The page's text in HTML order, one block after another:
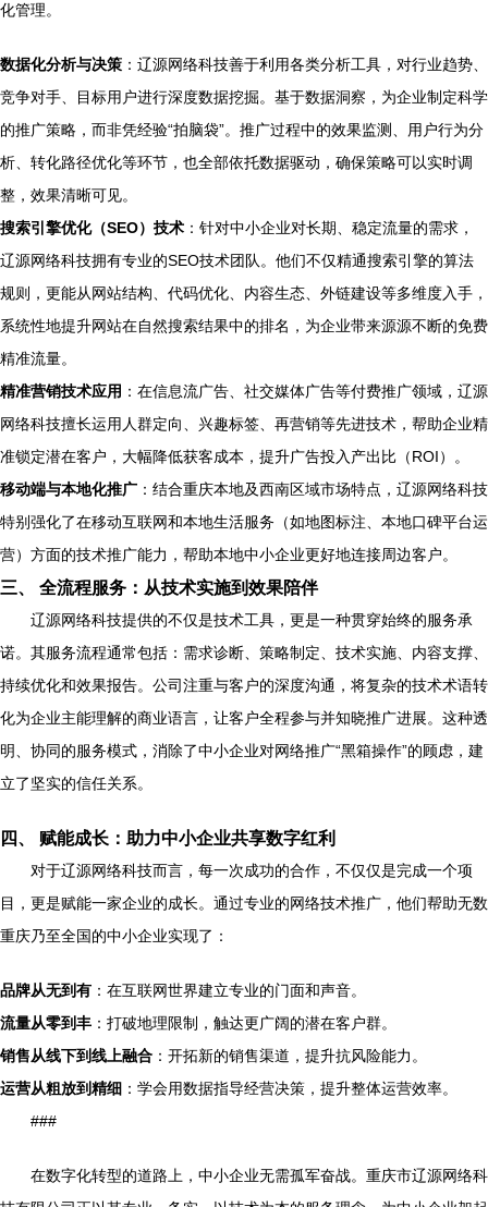
化管理。
数据化分析与决策 ：辽源网络科技善于利用各类分析工具，对行业趋势、
竞争对手、目标用户进行深度数据挖掘。基于数据洞察，为企业制定科学
的推广策略，而非凭经验“拍脑袋”。推广过程中的效果监测、用户行为分
析、转化路径优化等环节，也全部依托数据驱动，确保策略可以实时调
整，效果清晰可见。
搜索引擎优化（SEO）技术 ：针对中小企业对长期、稳定流量的需求，
辽源网络科技拥有专业的SEO技术团队。他们不仅精通搜索引擎的算法
规则，更能从网站结构、代码优化、内容生态、外链建设等多维度入手，
系统性地提升网站在自然搜索结果中的排名，为企业带来源源不断的免费
精准流量。
精准营销技术应用 ：在信息流广告、社交媒体广告等付费推广领域，辽源
网络科技擅长运用人群定向、兴趣标签、再营销等先进技术，帮助企业精
准锁定潜在客户，大幅降低获客成本，提升广告投入产出比（ROI）。
移动端与本地化推广 ：结合重庆本地及西南区域市场特点，辽源网络科技
特别强化了在移动互联网和本地生活服务（如地图标注、本地口碑平台运
营）方面的技术推广能力，帮助本地中小企业更好地连接周边客户。
三、 全流程服务：从技术实施到效果陪伴
辽源网络科技提供的不仅是技术工具，更是一种贯穿始终的服务承
诺。其服务流程通常包括：需求诊断、策略制定、技术实施、内容支撑、
持续优化和效果报告。公司注重与客户的深度沟通，将复杂的技术术语转
化为企业主能理解的商业语言，让客户全程参与并知晓推广进展。这种透
明、协同的服务模式，消除了中小企业对网络推广“黑箱操作”的顾虑，建
立了坚实的信任关系。
四、 赋能成长：助力中小企业共享数字红利
对于辽源网络科技而言，每一次成功的合作，不仅仅是完成一个项
目，更是赋能一家企业的成长。通过专业的网络技术推广，他们帮助无数
重庆乃至全国的中小企业实现了：
品牌从无到有 ：在互联网世界建立专业的门面和声音。
流量从零到丰 ：打破地理限制，触达更广阔的潜在客户群。
销售从线下到线上融合 ：开拓新的销售渠道，提升抗风险能力。
运营从粗放到精细 ：学会用数据指导经营决策，提升整体运营效率。
###
在数字化转型的道路上，中小企业无需孤军奋战。重庆市辽源网络科